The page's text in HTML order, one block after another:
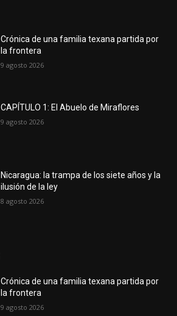
Crónica de una familia texana partida por
la frontera
9 agosto 2026
CAPÍTULO 1: El Abuelo de Miraflores
9 agosto 2026
Nicaragua: la trampa de los siete años y la
ilusión de la ley
8 agosto 2026
Crónica de una familia texana partida por
la frontera
9 agosto 2026